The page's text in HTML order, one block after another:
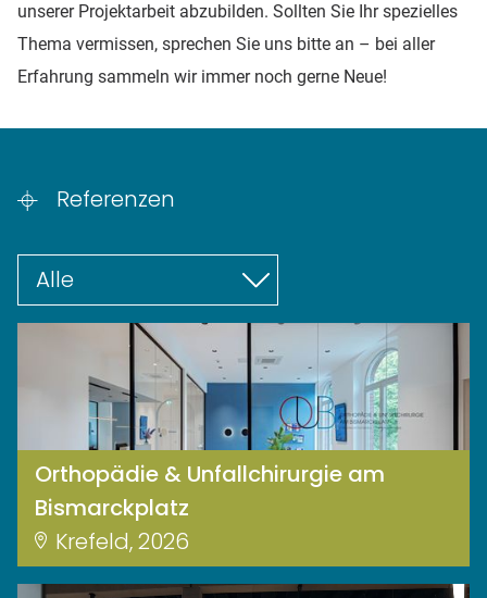
unserer Projektarbeit abzubilden. Sollten Sie Ihr spezielles
Thema vermissen, sprechen Sie uns bitte an – bei aller
Erfahrung sammeln wir immer noch gerne Neue!
Referenzen
Orthopädie & Unfallchirurgie am
Bismarckplatz
Krefeld, 2026